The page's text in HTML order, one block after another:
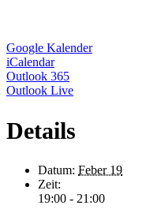
Google Kalender
iCalendar
Outlook 365
Outlook Live
Details
Datum: Feber 19
Zeit:
19:00 - 21:00